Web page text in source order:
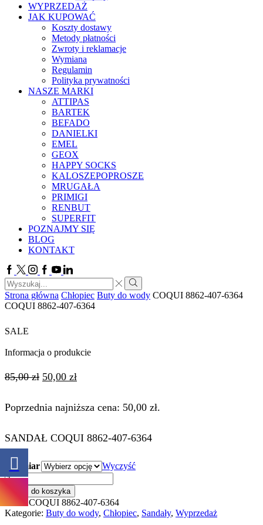
WYPRZEDAŻ
JAK KUPOWAĆ
Koszty dostawy
Metody płatności
Zwroty i reklamacje
Wymiana
Regulamin
Polityka prywatności
NASZE MARKI
ATTIPAS
BARTEK
BEFADO
DANIELKI
EMEL
GEOX
HAPPY SOCKS
KALOSZEPOPROSZE
MRUGAŁA
PRIMIGI
RENBUT
SUPERFIT
POZNAJMY SIĘ
BLOG
KONTAKT
Facebook
TwitterInstagram
Google
plus
YoutubeLinkedin
Search
input
Search
Strona główna Chłopiec Buty do wody COQUI 8862-407-6364
COQUI 8862-407-6364
SALE
Informacja o produkcie
85,00zł Pierwotna
wynosiła:
50,00 złAktualna
wynosi:
Poprzednia najniższa cena: 50,00 zł.
SANDAŁ COQUI 8862-407-6364
Rozmiar
Wyczyść
ilość
COQUI
8862-
407-
6364
Dodaj do koszyka
SKU: COQUI 8862-407-6364
Kategorie: Buty do wody, Chłopiec, Sandały, Wyprzedaż